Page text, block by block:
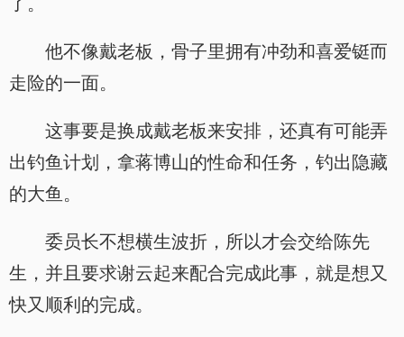
他不像戴老板，骨子里拥有冲劲和喜爱铤而
走险的一面。
这事要是换成戴老板来安排，还真有可能弄
出钓鱼计划，拿蒋博山的性命和任务，钓出隐藏
的大鱼。
委员长不想横生波折，所以才会交给陈先
生，并且要求谢云起来配合完成此事，就是想又
快又顺利的完成。